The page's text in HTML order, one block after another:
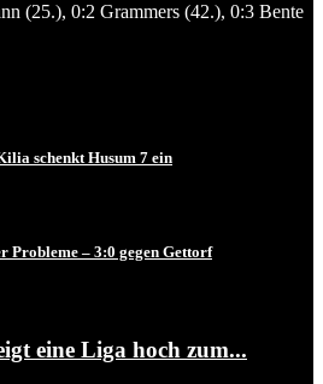
(25.), 0:2 Grammers (42.), 0:3 Bente
schenkt Husum 7 ein
– 3:0 gegen Gettorf
eine Liga hoch zum...